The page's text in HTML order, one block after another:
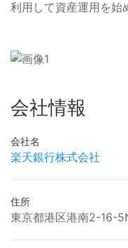
利用して資産運用を始
会社情報
会社名
楽天銀行株式会社
住所
東京都港区港南2-16-